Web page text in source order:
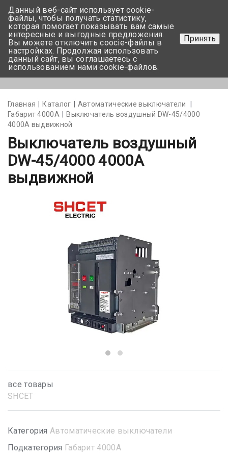
+375 17-350-99-56
+375 44-752-82-08
Задать вопрос
Главная Каталог
Автоматические выключатели
Габарит 4000А
Выключатель воздушный DW-45/4000
4000А выдвижной
Выключатель воздушный
DW-45/4000 4000А
выдвижной
все товары
SHСET
Категория Автоматические выключатели
Подкатегория Габарит 4000А
Данный веб-сайт использует cookie-
файлы, чтобы получать статистику,
которая помогает показывать вам самые
интересные и выгодные предложения.
Вы можете отключить coocie-файлы в
настройках. Продолжая использовать
данный сайт, вы соглашаетесь с
использованием нами cookie-файлов.
Принять